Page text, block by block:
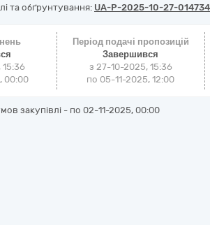
та обґрунтування: UA-P-2025-10-27-
00:00
Період подачі пропозицій
Завершився
з 27-10-2025, 15:36
по 05-11-2025, 12:00
закупівлі - по 02-11-2025, 00:00